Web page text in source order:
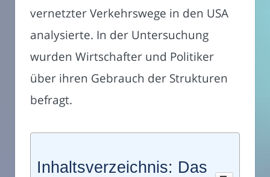
vernetzter Verkehrswege in den USA
analysierte. In der Untersuchung
wurden Wirtschafter und Politiker
über ihren Gebrauch der Strukturen
befragt.
Inhaltsverzeichnis: Das